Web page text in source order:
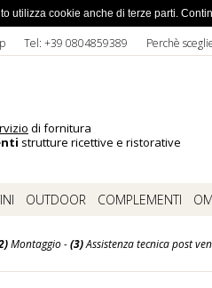
Tel: +39 0804859389 Perchè
di fornitura
strutture ricettive e ristorative
OUTDOOR COMPLEMENTI
Montaggio -(3)Assistenza tecnica post
utilizza cookie anche di terze parti.